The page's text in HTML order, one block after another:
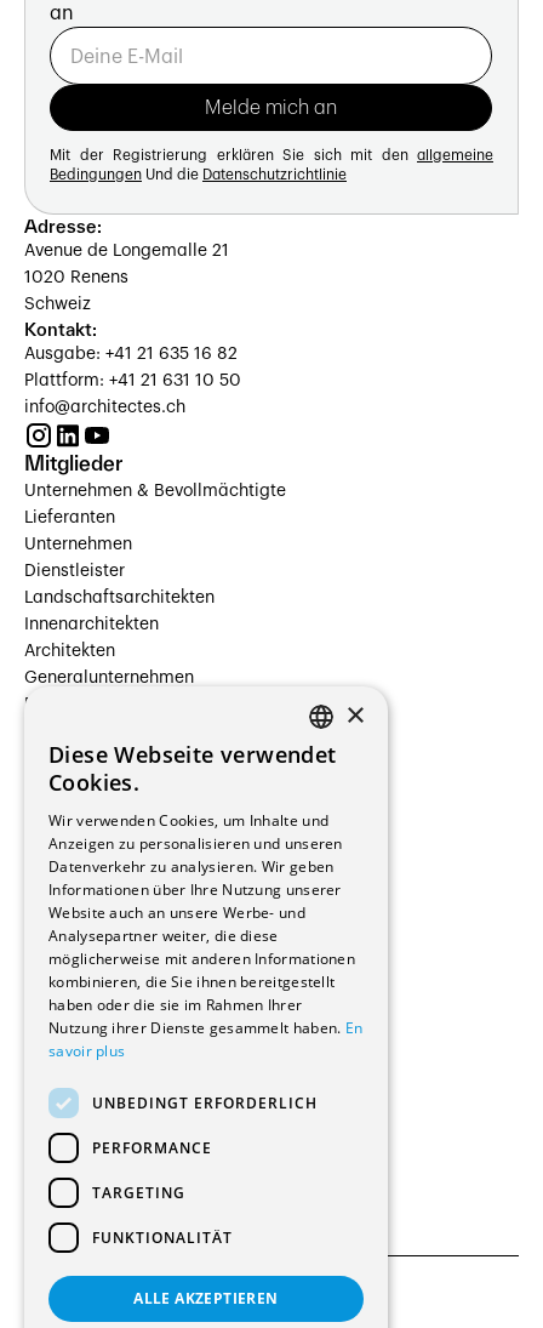
an
Mit der Registrierung erklären Sie sich mit den allgemeine
Bedingungen Und die Datenschutzrichtlinie
Adresse:
Avenue de Longemalle 21
1020 Renens
Schweiz
Kontakt:
Ausgabe: +41 21 635 16 82
Plattform: +41 21 631 10 50
info@architectes.ch
Mitglieder
Unternehmen & Bevollmächtigte
Lieferanten
Unternehmen
Dienstleister
Landschaftsarchitekten
Innenarchitekten
Architekten
Generalunternehmen
Beauftragte Unternehmen
Hersteller/Lieferanten
Bauherrschaften
Stockwerkeigentum
Reportagen
Wohnungen
Renovierungen
Innere Umbauten
Gastgewerbe und Tourismus
Verwaltungsgebäude und Geschäfte
Schuleinrichtungen
Medizinische Einrichtungen
Kultur - Sport - Freizeit
Industrie - Handwerk
Transport und Parkplätze
Diverse Bauten
Allgemeine Bedingungen
FRENCH
×
Diese Webseite verwendet
Cookies.
Wir verwenden Cookies, um Inhalte und
Anzeigen zu personalisieren und unseren
Datenverkehr zu analysieren. Wir geben
Informationen über Ihre Nutzung unserer
Website auch an unsere Werbe- und
Analysepartner weiter, die diese
möglicherweise mit anderen Informationen
kombinieren, die Sie ihnen bereitgestellt
haben oder die sie im Rahmen Ihrer
Nutzung ihrer Dienste gesammelt haben. En
savoir plus
UNBEDINGT ERFORDERLICH
PERFORMANCE
TARGETING
FUNKTIONALITÄT
ALLE AKZEPTIEREN